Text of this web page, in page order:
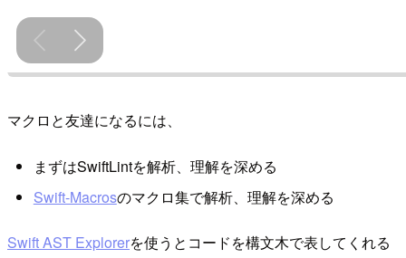
マクロと友達になるには、
まずはSwiftLintを解析、理解を深める
Swift-Macrosのマクロ集で解析、理解を深める
Swift AST Explorerを使うとコードを構文木で表してくれる